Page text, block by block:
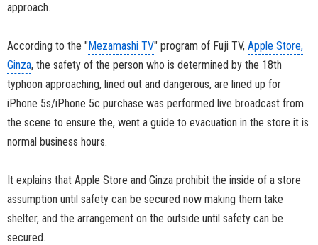
approach.
According to the "Mezamashi TV" program of Fuji TV, Apple Store,
Ginza, the safety of the person who is determined by the 18th
typhoon approaching, lined out and dangerous, are lined up for
iPhone 5s/iPhone 5c purchase was performed live broadcast from
the scene to ensure the, went a guide to evacuation in the store it is
normal business hours.
It explains that Apple Store and Ginza prohibit the inside of a store
assumption until safety can be secured now making them take
shelter, and the arrangement on the outside until safety can be
secured.